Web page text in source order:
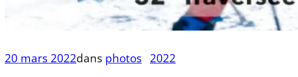
20 mars 2022dans photos 2022